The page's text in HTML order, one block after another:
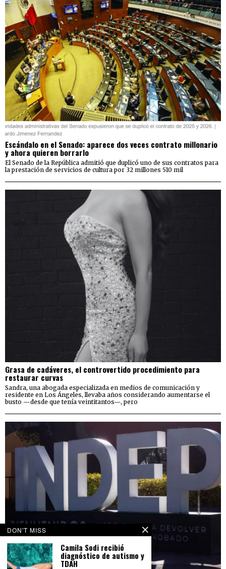
Escándalo en el Senado: aparece dos veces contrato millonario
y ahora quieren borrarlo
El Senado de la República admitió que duplicó uno de sus contratos para
la prestación de servicios de cultura por 32 millones 510 mil
Grasa de cadáveres, el controvertido procedimiento para
restaurar curvas
Sandra, una abogada especializada en medios de comunicación y
residente en Los Ángeles, llevaba años considerando aumentarse el
busto —desde que tenía veintitantos—, pero
DON'T MISS
Camila Sodi recibió
diagnóstico de autismo y
TDAH